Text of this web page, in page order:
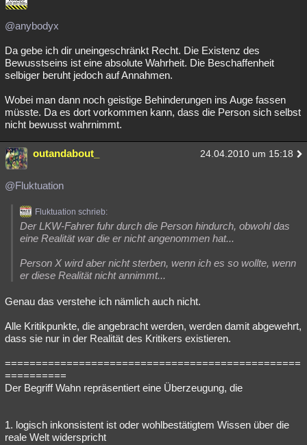
@anybodyx
Da gebe ich dir uneingeschränkt Recht. Die Existenz des
Bewusstseins ist eine absolute Wahrheit. Die Beschaffenheit
selbiger beruht jedoch auf Annahmen.
Wobei man dann noch geistige Behinderungen ins Auge fassen
müsste. Da es dort vorkommen kann, dass die Person sich selbst
nicht bewusst wahrnimmt.
outandabout_ 24.04.2010 um 15:18
@Fluktuation
Fluktuation schrieb:
Der LKW-Fahrer fuhr durch die Person hindurch, obwohl das
eine Realität war die er nicht angenommen hat...
Person X wird aber nicht sterben, wenn ich es so wollte, wenn
er diese Realität nicht annimmt...
Genau das verstehe ich nämlich auch nicht.
Alle Kritikpunkte, die angebracht werden, werden damit abgewehrt,
dass sie nur in der Realität des Kritikers existieren.
================================================
==========
Der Begriff Wahn repräsentiert eine Überzeugung, die
1. logisch inkonsistent ist oder wohlbestätigtem Wissen über die
reale Welt widerspricht